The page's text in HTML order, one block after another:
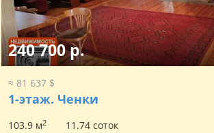
240 700 р.
≈ 81 637 $
1-этаж. Ченки
103.9 м2 11.74 соток